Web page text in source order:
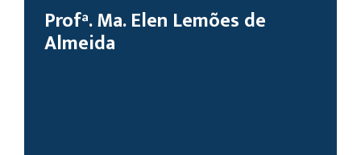
Profª. Ma. Elen Lemões de
Almeida